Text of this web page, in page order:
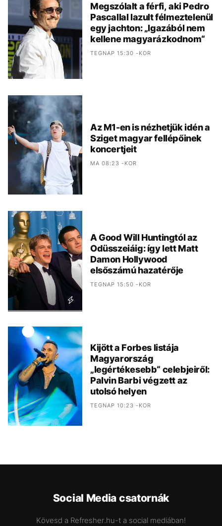
Megszólalt a férfi, aki Pedro
Pascallal lazult félmeztelenül
egy jachton: „Igazából nem
kellene magyarázkodnom“
TEGNAP 15:30 -KOR
Az M1-en is nézhetjük idén a
Sziget magyar fellépőinek
koncertjeit
MA 08:23 -KOR
A Good Will Huntingtól az
Odüsszeiáig: így lett Matt
Damon Hollywood
elsőszámú hazatérője
TEGNAP 15:50 -KOR
Kijött a Forbes listája
Magyarország
„legértékesebb“ celebjeiről:
Palvin Barbi végzett az
utolsó helyen
TEGNAP 10:23 -KOR
Social Media csatornák
Kövesd a Refresher.hu-t a social mediában!